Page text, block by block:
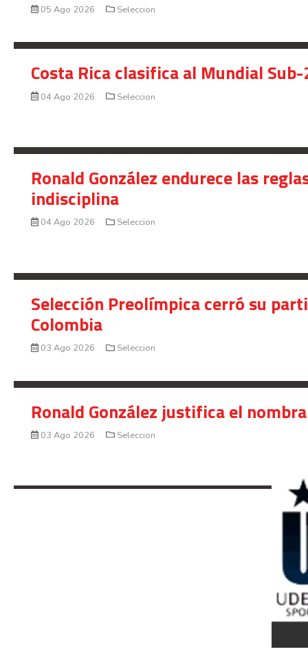
05 Ago 2026 Seleccion
Costa Rica clasifica al Mundial
04 Ago 2026 Seleccion
Ronald González endurece las
indisciplina
04 Ago 2026 Seleccion
Selección Preolímpica cerró su
Colombia
03 Ago 2026 Seleccion
Ronald González justifica el
03 Ago 2026 Seleccion